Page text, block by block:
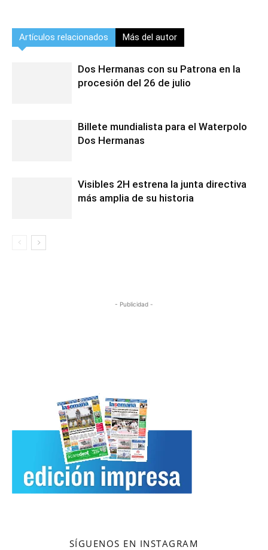
Artículos relacionados Más del autor
Dos Hermanas con su Patrona en la
procesión del 26 de julio
Billete mundialista para el Waterpolo
Dos Hermanas
Visibles 2H estrena la junta directiva
más amplia de su historia
- Publicidad -
SÍGUENOS EN INSTAGRAM